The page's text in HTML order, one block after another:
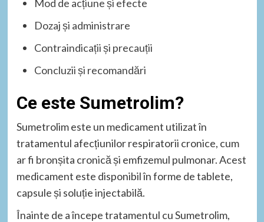
Mod de acțiune și efecte
Dozaj și administrare
Contraindicații și precauții
Concluzii și recomandări
Ce este Sumetrolim?
Sumetrolim este un medicament utilizat în
tratamentul afecțiunilor respiratorii cronice, cum
ar fi bronșita cronică și emfizemul pulmonar. Acest
medicament este disponibil în forme de tablete,
capsule și soluție injectabilă.
Înainte de a începe tratamentul cu Sumetrolim,